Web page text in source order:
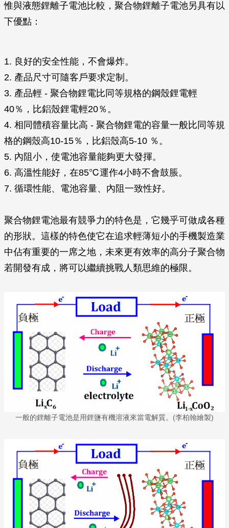
惟與液態鋰離子電池比較，聚合物鋰離子電池另具有以
下優點：
1. 良好的安全性能，不會爆炸。
2. 產品尺寸可隨客戶要求定制。
3. 產品輕 - 聚合物鋰電比同等規格的鋼殼鋰電輕
40％，比鋁殼鋰電輕20％。
4. 相同體積容量比高 - 聚合物鋰電的容量一般比同等規
格的鋼殼高10-15％，比鋁殼高5-10 ％。
5. 內阻小，使電池容量能夠更大發揮。
6. 高溫性能好，在85℃運作4小時不會鼓脹。
7. 循環性能、電池容量、內阻一致性好。
聚合物鋰電池最有競爭力的特色是，它幾乎可做成各種
的形狀。這樣的特色使它在追求輕薄短小的手機製造業
中佔有重要的一席之地，未來更有效率的高分子聚合物
若開發有成，將可以繼續挑戰人類思維的極限。
一般的鋰離子電池是用鋰鹽有機溶液來當電解質。(李柏翰繪製)